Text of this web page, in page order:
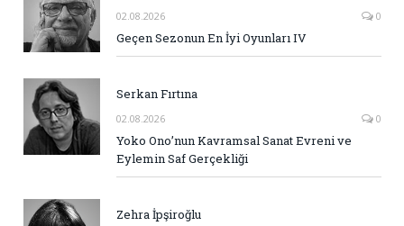
02.08.2026 0
Geçen Sezonun En İyi Oyunları IV
Serkan Fırtına
02.08.2026 0
Yoko Ono’nun Kavramsal Sanat Evreni ve
Eylemin Saf Gerçekliği
Zehra İpşiroğlu